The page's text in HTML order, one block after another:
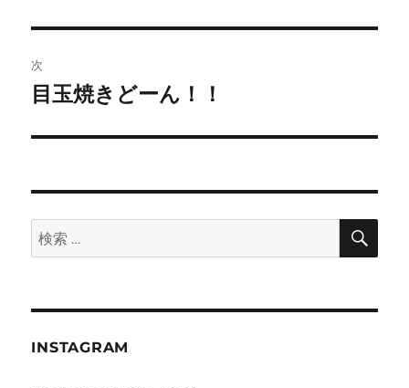
ビ
ゲ
ー
ン
投
稿:
次
次
投
目玉焼きどーん！！
検
索:
検
INSTAGRAM